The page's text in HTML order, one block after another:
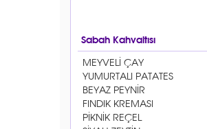
Sabah Kahvaltısı